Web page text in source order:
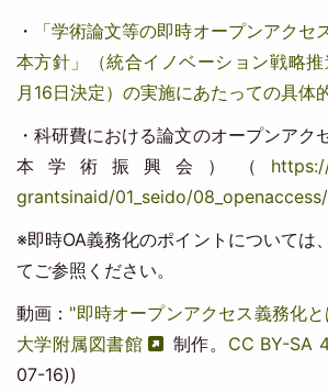
・
「学術論文等の即時オープンアクセ
本方針」（統合イノベーション戦略
月16日決定）の実施にあたっての具体
・科研費における論文のオープンアク
本学術振興会）（
grantsinaid/01_seido/
※即時OA義務化のポイントについては
てご参照ください。
動画： "即時オープンアクセス義務化
大学附属図書館
制作。 CC BY-SA
07-16))